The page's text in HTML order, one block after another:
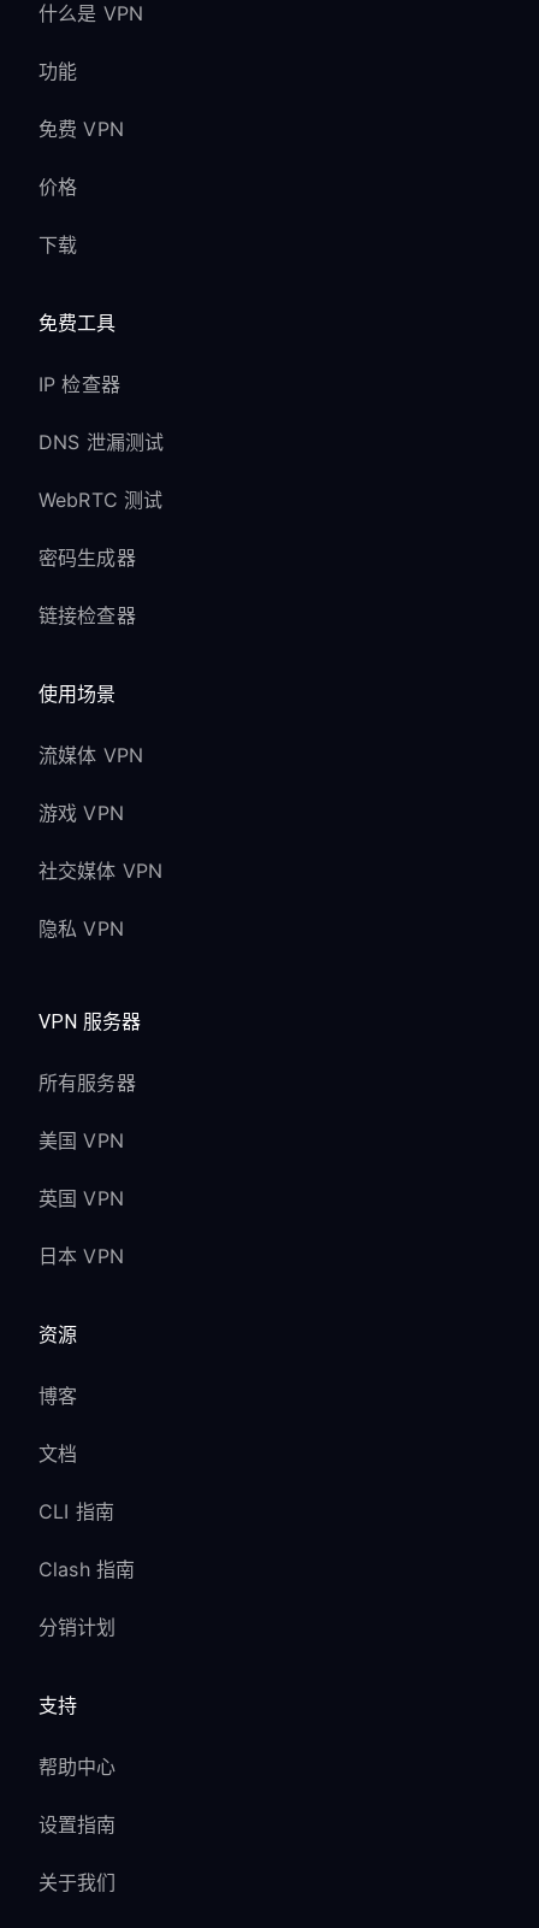
什么是 VPN
功能
免费 VPN
价格
下载
免费工具
IP 检查器
DNS 泄漏测试
WebRTC 测试
密码生成器
链接检查器
使用场景
流媒体 VPN
游戏 VPN
社交媒体 VPN
隐私 VPN
VPN 服务器
所有服务器
美国 VPN
英国 VPN
日本 VPN
资源
博客
文档
CLI 指南
Clash 指南
分销计划
支持
帮助中心
设置指南
关于我们